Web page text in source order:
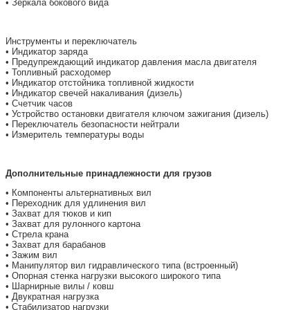
• Зеркала бокового вида
Инструменты и переключатель
• Индикатор заряда
• Предупреждающий индикатор давления масла двигателя
• Топливный расходомер
• Индикатор отстойника топливной жидкости
• Индикатор свечей накаливания (дизель)
• Счетчик часов
• Устройство остановки двигателя ключом зажигания (дизель)
• Переключатель безопасности нейтрали
• Измеритель температуры воды
Дополнительные принадлежности для грузов
• Компоненты альтернативных вил
• Переходник для удлинения вил
• Захват для тюков и кип
• Захват для рулонного картона
• Стрела крана
• Захват для барабанов
• Зажим вил
• Манипулятор вил гидравлического типа (встроенный)
• Опорная стенка нагрузки высокого широкого типа
• Шарнирные вилы / ковш
• Двукратная нагрузка
• Стабилизатор нагрузки